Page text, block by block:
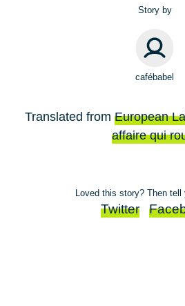
Story by
cafébabel
Translated from European
affaire qui
Loved this story? Then tell
Twitter